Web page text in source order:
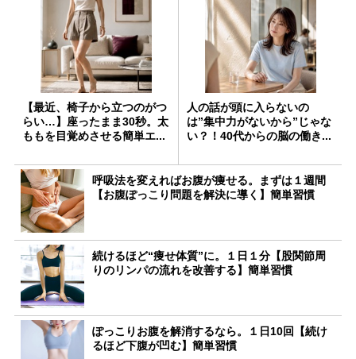
【最近、椅子から立つのがつ
らい…】座ったまま30秒。太
ももを目覚めさせる簡単エ...
人の話が頭に入らないの
は”集中力がないから”じゃな
い？！40代からの脳の働き...
呼吸法を変えればお腹が痩せる。まずは１週間
【お腹ぽっこり問題を解決に導く】簡単習慣
続けるほど“痩せ体質”に。１日１分【股関節周
りのリンパの流れを改善する】簡単習慣
ぽっこりお腹を解消するなら。１日10回【続け
るほど下腹が凹む】簡単習慣